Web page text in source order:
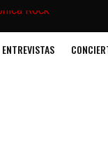
ENTREVISTAS